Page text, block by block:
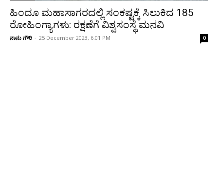
ಹಿಂದೂ ಮಹಾಸಾಗರದಲ್ಲಿ ಸಂಕಷ್ಟಕ್ಕೆ ಸಿಲುಕಿದ 185
ರೋಹಿಂಗ್ಯಾಗಳು: ರಕ್ಷಣೆಗೆ ವಿಶ್ವಸಂಸ್ಥೆ ಮನವಿ
ನಾನು ಗೌರಿ - 25 December 2023, 6:01 PM 0